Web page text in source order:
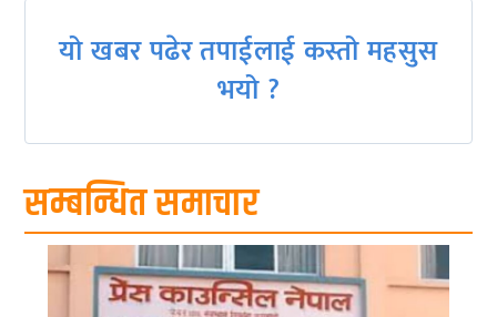
यो खबर पढेर तपाईलाई कस्तो महसुस
भयो ?
सम्बन्धित समाचार